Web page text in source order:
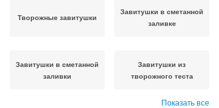
Творожные завитушки
Завитушки в сметанной
заливке
Завитушки в сметанной
заливки
Завитушки из
творожного теста
Показать все